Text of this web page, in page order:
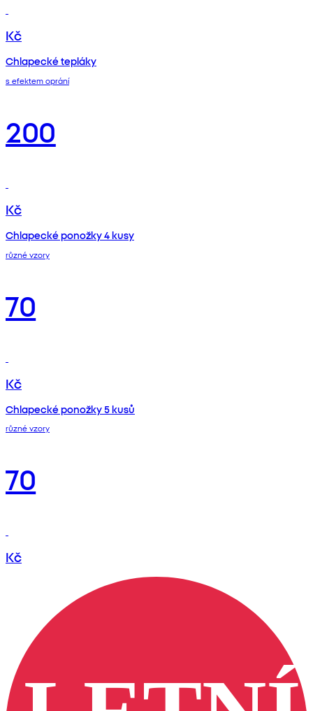
Kč
Chlapecké tepláky
s efektem oprání
200
Kč
Chlapecké ponožky 4 kusy
různé vzory
70
Kč
Chlapecké ponožky 5 kusů
různé vzory
70
Kč